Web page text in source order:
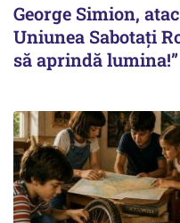
George Simion,
Uniunea Sabotați
să aprindă lumina!”